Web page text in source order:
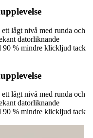
lågt nivå med runda och
datorliknande
90 % mindre klickljud tack
lågt nivå med runda och
datorliknande
90 % mindre klickljud tack